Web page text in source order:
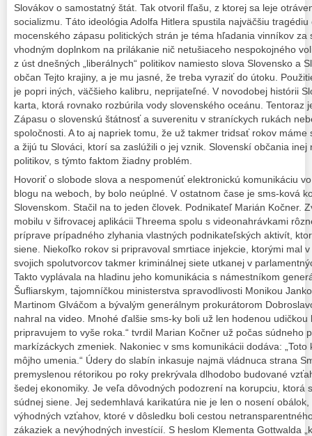
Slovákov o samostatný štát. Tak otvoril fľašu, z ktorej sa leje
socializmu. Táto ideológia Adolfa Hitlera spustila najväčšiu
mocenského zápasu politických strán je téma hľadania vinníkov za
vhodným doplnkom na prilákanie nič netušiaceho nespokojného
z úst dnešných „liberálnych“ politikov namiesto slova Slovensko a
občan Tejto krajiny, a je mu jasné, že treba vyraziť do útoku.
je popri iných, väčšieho kalibru, neprijateľné. V novodobej histórii
karta, ktorá rovnako rozbúrila vody slovenského oceánu. Tentoraz
Zápasu o slovenskú štátnosť a suverenitu v straníckych rukách
spoločnosti. A to aj napriek tomu, že už takmer tridsať rokov
a žijú tu Slováci, ktorí sa zaslúžili o jej vznik. Slovenskí občania
politikov, s týmto faktom žiadny problém.
Hovoriť o slobode slova a nespomenúť elektronickú komunikáciu
blogu na weboch, by bolo neúplné. V ostatnom čase je sms-ková
Slovenskom. Stačil na to jeden človek. Podnikateľ Marián Kočner.
mobilu v šifrovacej aplikácii Threema spolu s videonahrávkami
príprave prípadného zlyhania vlastných podnikateľských aktivít,
siene. Niekoľko rokov si pripravoval smrtiace injekcie, ktorými mal
svojich spolutvorcov takmer kriminálnej siete utkanej v
Takto vyplávala na hladinu jeho komunikácia s námestníkom
Šufliarskym, tajomníčkou ministerstva spravodlivosti Monikou
Martinom Glváčom a bývalým generálnym prokurátorom
nahral na video. Mnohé ďalšie sms-ky boli už len hodenou udičkou
pripravujem to vyše roka.“ tvrdil Marian Kočner už počas súdneho
markízáckych zmeniek. Nakoniec v sms komunikácii dodáva:
môjho umenia.“ Údery do slabín inkasuje najmä vládnuca strana
premyslenou rétorikou po roky prekrývala dlhodobo budované
šedej ekonomiky. Je veľa dôvodných podozrení na korupciu, ktorá
súdnej siene. Jej sedemhlavá karikatúra nie je len o nosení
výhodných vzťahov, ktoré v dôsledku boli cestou
zákaziek a nevýhodných investícií. S heslom Klementa Gottwalda